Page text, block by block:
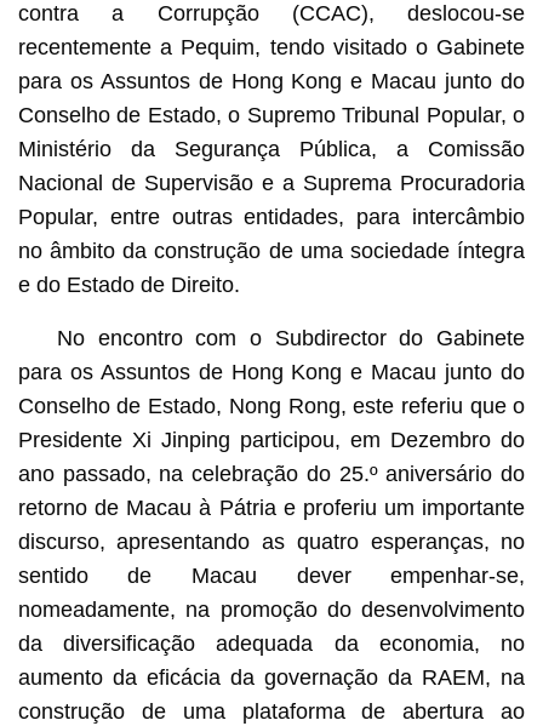
contra a Corrupção (CCAC), deslocou-se
recentemente a Pequim, tendo visitado o Gabinete
para os Assuntos de Hong Kong e Macau junto do
Conselho de Estado, o Supremo Tribunal Popular, o
Ministério da Segurança Pública, a Comissão
Nacional de Supervisão e a Suprema Procuradoria
Popular, entre outras entidades, para intercâmbio
no âmbito da construção de uma sociedade íntegra
e do Estado de Direito.
No encontro com o Subdirector do Gabinete
para os Assuntos de Hong Kong e Macau junto do
Conselho de Estado, Nong Rong, este referiu que o
Presidente Xi Jinping participou, em Dezembro do
ano passado, na celebração do 25.º aniversário do
retorno de Macau à Pátria e proferiu um importante
discurso, apresentando as quatro esperanças, no
sentido de Macau dever empenhar-se,
nomeadamente, na promoção do desenvolvimento
da diversificação adequada da economia, no
aumento da eficácia da governação da RAEM, na
construção de uma plataforma de abertura ao